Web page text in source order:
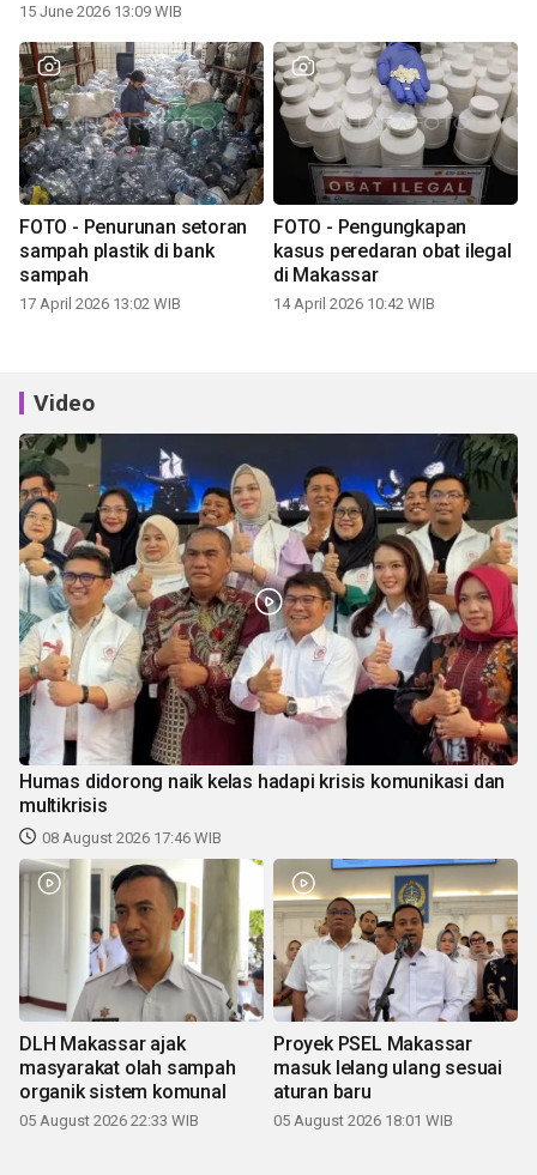
15 June 2026 13:09 WIB
FOTO - Penurunan setoran
sampah plastik di bank
sampah
17 April 2026 13:02 WIB
FOTO - Pengungkapan
kasus peredaran obat ilegal
di Makassar
14 April 2026 10:42 WIB
Video
Humas didorong naik kelas hadapi krisis komunikasi dan
multikrisis
08 August 2026 17:46 WIB
DLH Makassar ajak
masyarakat olah sampah
organik sistem komunal
05 August 2026 22:33 WIB
Proyek PSEL Makassar
masuk lelang ulang sesuai
aturan baru
05 August 2026 18:01 WIB